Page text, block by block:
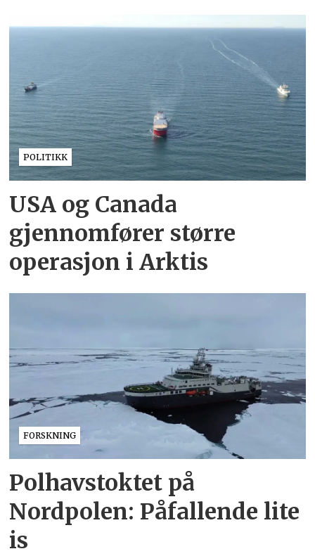
POLITIKK
USA og Canada
gjennomfører større
operasjon i Arktis
FORSKNING
Polhavstoktet på
Nordpolen: Påfallende lite
is